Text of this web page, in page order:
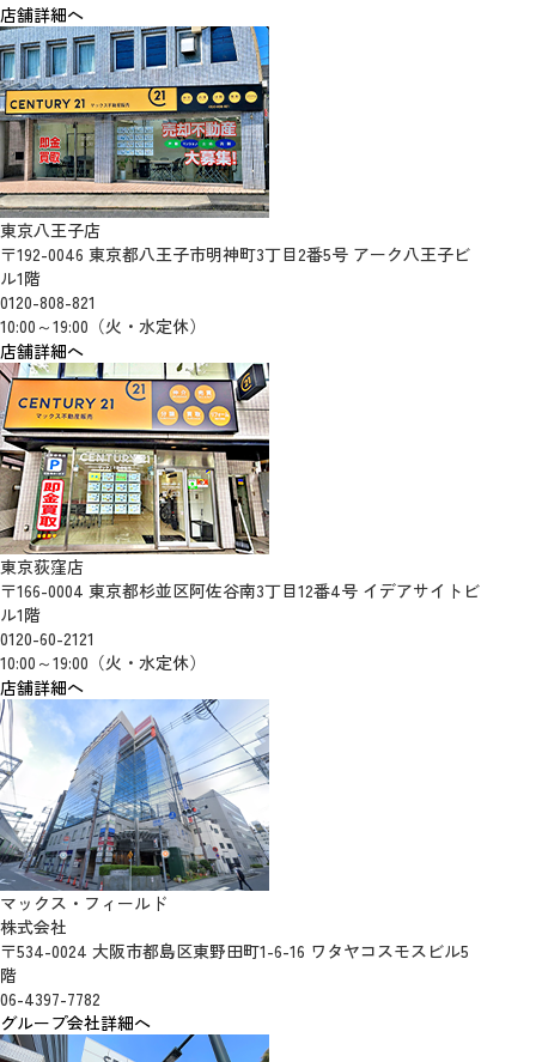
店舗詳細へ
東京八王子店
〒192-0046 東京都八王子市明神町3丁目2番5号 アーク八王子ビ
ル1階
0120-808-821
10:00～19:00（火・水定休）
店舗詳細へ
東京荻窪店
〒166-0004 東京都杉並区阿佐谷南3丁目12番4号 イデアサイトビ
ル1階
0120-60-2121
10:00～19:00（火・水定休）
店舗詳細へ
マックス・フィールド
株式会社
〒534-0024 大阪市都島区東野田町1-6-16 ワタヤコスモスビル5
階
06-4397-7782
グループ会社詳細へ